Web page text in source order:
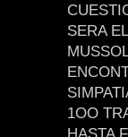
SERA
1OO